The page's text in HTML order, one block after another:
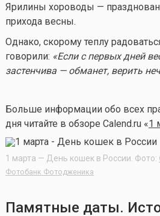
Ярилины хороводы —
прихода весны.
Однако, скорому теплу
говорили: «Если с первых дней
застенчива — обманет, верить
Больше информации обо всех
дня читайте в обзоре Calend.ru «1
1 марта — День кошек в России. Фото:
Фотобанк Фотодженика
Памятные даты.